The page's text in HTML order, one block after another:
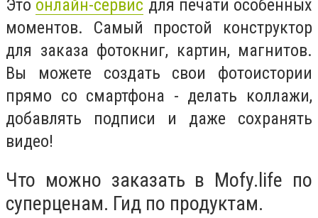
Это онлайн-сервис для печати особенных
моментов. Самый простой конструктор
для заказа фотокниг, картин, магнитов.
Вы можете создать свои фотоистории
прямо со смартфона - делать коллажи,
добавлять подписи и даже сохранять
видео!
Что можно заказать в Mofy.life по
суперценам. Гид по продуктам.